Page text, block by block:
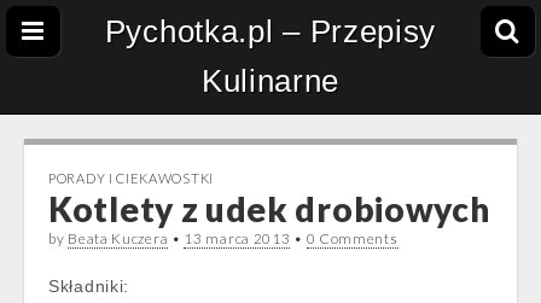
Pychotka.pl – Przepisy
Kulinarne
PORADY I CIEKAWOSTKI
Kotlety z udek drobiowych
by Beata Kuczera • 13 marca 2013 • 0 Comments
Składniki: